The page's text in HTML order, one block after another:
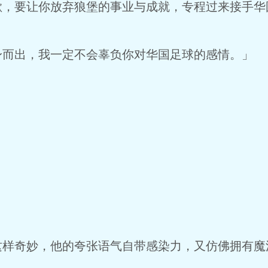
要让你放弃狼堡的事业与成就，专程过来接手华
，我一定不会辜负你对华国足球的感情。」
妙，他的夸张语气自带感染力，又仿佛拥有